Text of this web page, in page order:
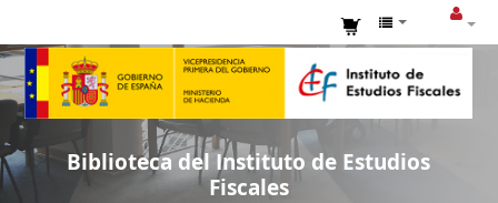
Biblioteca del Instituto de Estudios
Fiscales